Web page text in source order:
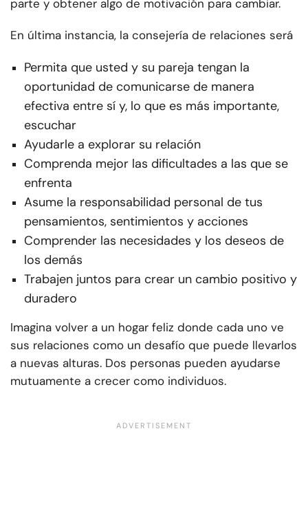
parte y obtener algo de motivación para cambiar.
En última instancia, la consejería de relaciones será
Permita que usted y su pareja tengan la
oportunidad de comunicarse de manera
efectiva entre sí y, lo que es más importante,
escuchar
Ayudarle a explorar su relación
Comprenda mejor las dificultades a las que se
enfrenta
Asume la responsabilidad personal de tus
pensamientos, sentimientos y acciones
Comprender las necesidades y los deseos de
los demás
Trabajen juntos para crear un cambio positivo y
duradero
Imagina volver a un hogar feliz donde cada uno ve
sus relaciones como un desafío que puede llevarlos
a nuevas alturas. Dos personas pueden ayudarse
mutuamente a crecer como individuos.